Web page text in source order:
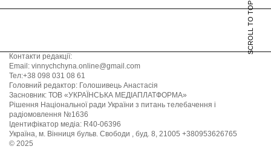
SCROLL TO TOP
Контакти редакції:
Email: vinnychchyna.online@gmail.com
Тел:+38 098 031 08 61
Головний редактор: Голошивець Анастасія
Засновник: ТОВ «УКРАЇНСЬКА МЕДІАПЛАТФОРМА»
Рішення Національної ради України з питань телебачення і
радіомовлення №1636
Ідентифікатор медіа: R40-06396
Україна, м. Вінниця бульв. Свободи , буд. 8, 21005 +380953626765
© 2025